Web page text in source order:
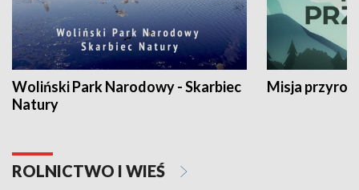
Woliński Park Narodowy - Skarbiec
Natury
Misja
ROLNICTWO I WIEŚ